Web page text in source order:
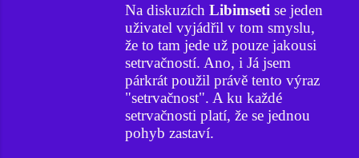
Na diskuzích Libimseti se jeden
uživatel vyjádřil v tom smyslu,
že to tam jede už pouze jakousi
setrvačností. Ano, i Já jsem
párkrát použil právě tento výraz
"setrvačnost". A ku každé
setrvačnosti platí, že se jednou
pohyb zastaví.